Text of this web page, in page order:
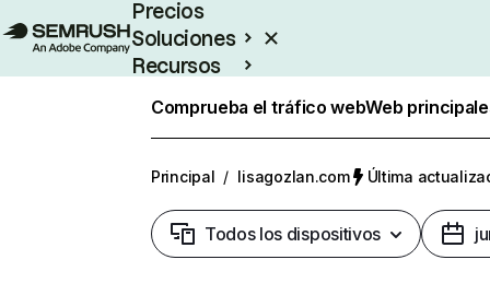
Precios
Soluciones
Recursos
Comprueba el tráfico webWeb
Principal / lisagozlan.com Última
Todos los dispositivos